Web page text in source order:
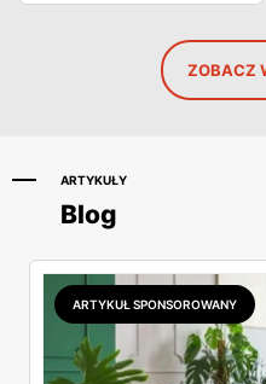
ZOBACZ
ARTYKUŁY
Blog
ARTYKUŁ SPONSOROWANY